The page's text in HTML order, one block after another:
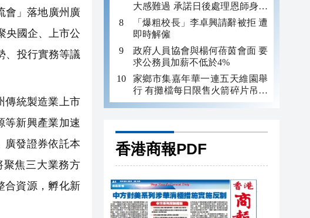
」落地廣州廣
央國企、上市公
、投行實務等議
傳統製造業上市
等新興產業加速
廣發證券依託本
焦三大業務方
合資源，孵化新
大感難過 承諾日後處理恩師身後
事
「爆粗校長」李卓興請辭被拒 遭
即時解僱
政府人員協會與楊何蓓茵會面 要
求公務員加薪不低於4%
家鄉市集嘉年華一連五天維園舉
行 有攤檔每日限售火箭碎片吊咀
吸客
香港商報PDF